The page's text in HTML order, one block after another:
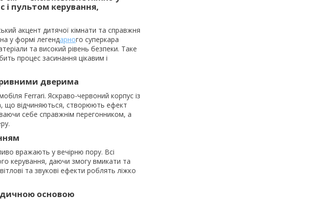
і пультом керування,
акцент дитячої кімнати та справжня
у формі легендарного суперкара
та високий рівень безпеки. Таке
процес засинання цікавим і
дверима
Ferrari. Яскраво-червоний корпус із
що відчиняються, створюють ефект
себе справжнім перегонником, а
вражають у вечірню пору. Всі
керування, даючи змогу вмикати та
та звукові ефекти роблять ліжко
основою